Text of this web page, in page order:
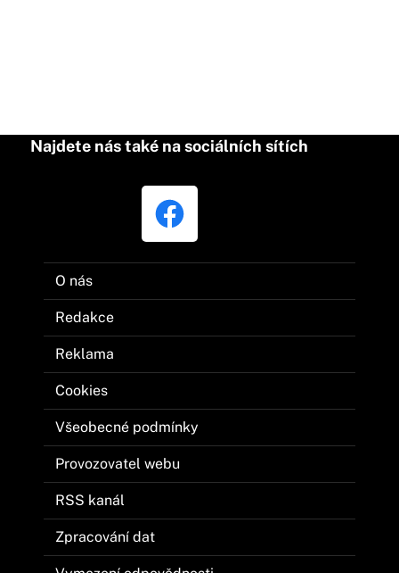
Najdete nás také na sociálních sítích
O nás
Redakce
Reklama
Cookies
Všeobecné podmínky
Provozovatel webu
RSS kanál
Zpracování dat